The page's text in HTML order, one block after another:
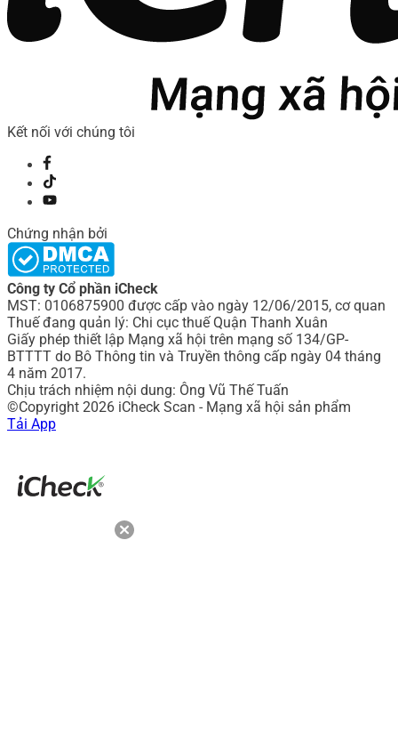
Kết nối với chúng tôi
Chứng nhận bởi
Công ty Cổ phần iCheck
MST: 0106875900 được cấp vào ngày 12/06/2015, cơ quan
Thuế đang quản lý: Chi cục thuế Quận Thanh Xuân
Giấy phép thiết lập Mạng xã hội trên mạng số 134/GP-
BTTTT do Bô Thông tin và Truyền thông cấp ngày 04 tháng
4 năm 2017.
Chịu trách nhiệm nội dung: Ông Vũ Thế Tuấn
©Copyright 2026 iCheck Scan - Mạng xã hội sản phẩm
Tải App